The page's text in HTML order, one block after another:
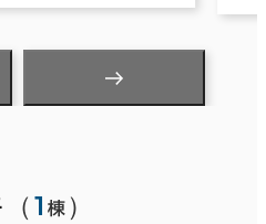
（1 棟 ）